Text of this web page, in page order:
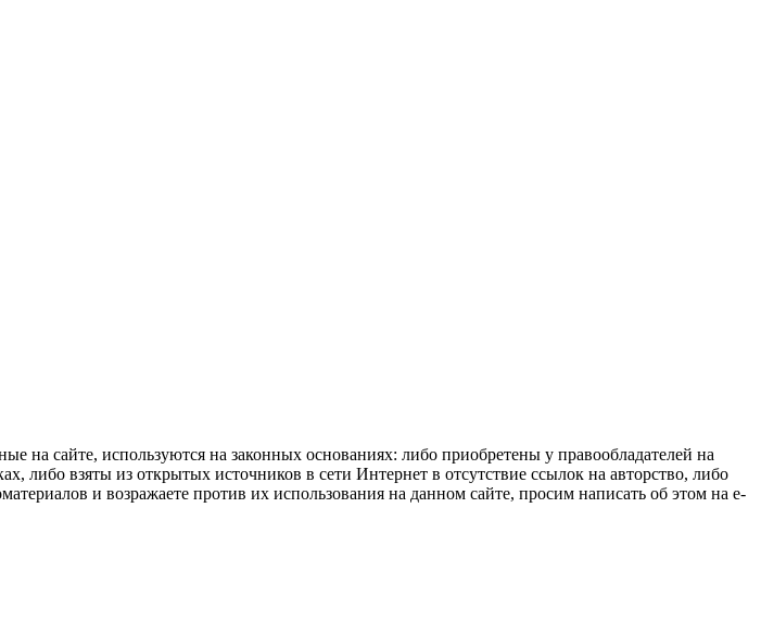
на сайте, используются на законных основаниях: либо приобретены у правообладателей на
либо взяты из открытых источников в сети Интернет в отсутствие ссылок на авторство, либо
и возражаете против их использования на данном сайте, просим написать об этом на e-